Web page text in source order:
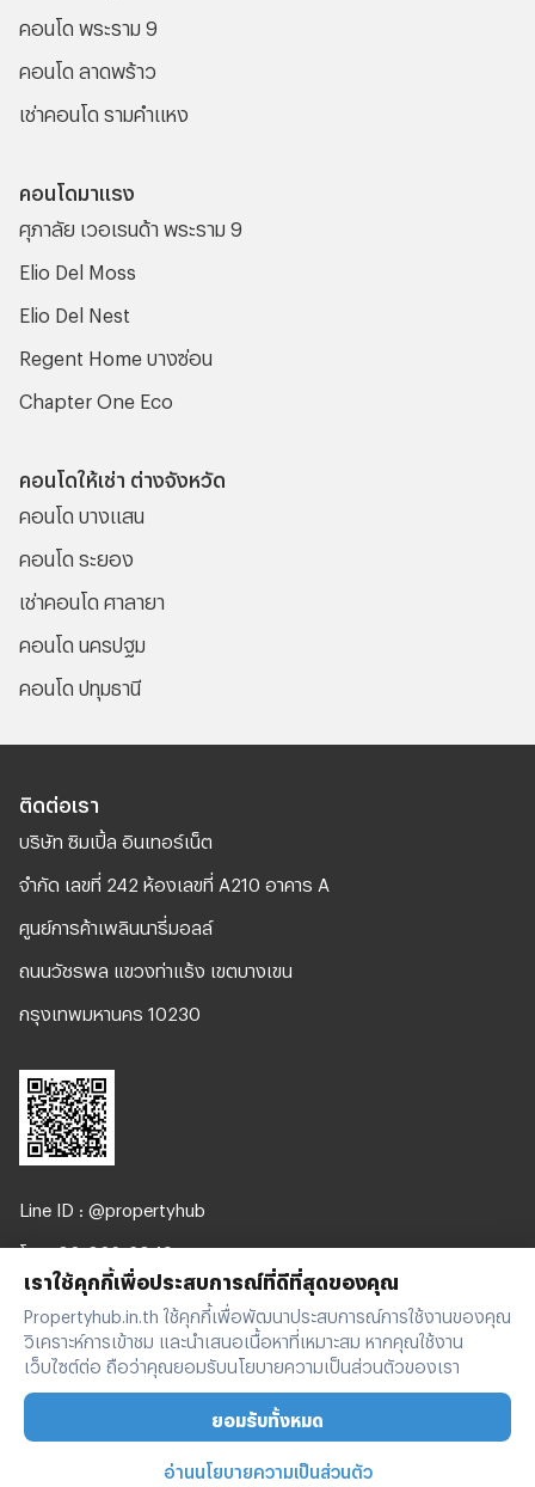
คอนโด พระราม 9
คอนโด ลาดพร้าว
เช่าคอนโด รามคําแหง
คอนโดมาแรง
ศุภาลัย เวอเรนด้า พระราม 9
Elio Del Moss
Elio Del Nest
Regent Home บางซ่อน
Chapter One Eco
คอนโดให้เช่า ต่างจังหวัด
คอนโด บางแสน
คอนโด ระยอง
เช่าคอนโด ศาลายา
คอนโด นครปฐม
คอนโด ปทุมธานี
ติดต่อเรา
บริษัท ซิมเปิ้ล อินเทอร์เน็ต
จํากัด เลขที่ 242 ห้องเลขที่ A210 อาคาร A
ศูนย์การค้าเพลินนารี่มอลล์
ถนนวัชรพล แขวงท่าแร้ง เขตบางเขน
กรุงเทพมหานคร 10230
Line ID : @propertyhub
โทร. 02-026-3049
support@propertyhub.in.th
Copyright © 2019-2020 Zimple Internet Co., Ltd. , All
rights reserved.
เราใช้คุกกี้เพื่อประสบการณ์ที่ดีที่สุดของคุณ
Propertyhub.in.th ใช้คุกกี้เพื่อพัฒนาประสบการณ์การใช้งานของคุณ
วิเคราะห์การเข้าชม และนำเสนอเนื้อหาที่เหมาะสม หากคุณใช้งาน
เว็บไซต์ต่อ ถือว่าคุณยอมรับนโยบายความเป็นส่วนตัวของเรา
ยอมรับทั้งหมด
อ่านนโยบายความเป็นส่วนตัว